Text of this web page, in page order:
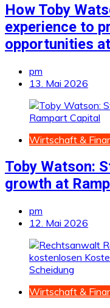
How Toby
experience to
opportunities
pm
13. Mai 2026
Wirtschaft &
Toby Watson:
growth at
pm
12. Mai 2026
Wirtschaft &